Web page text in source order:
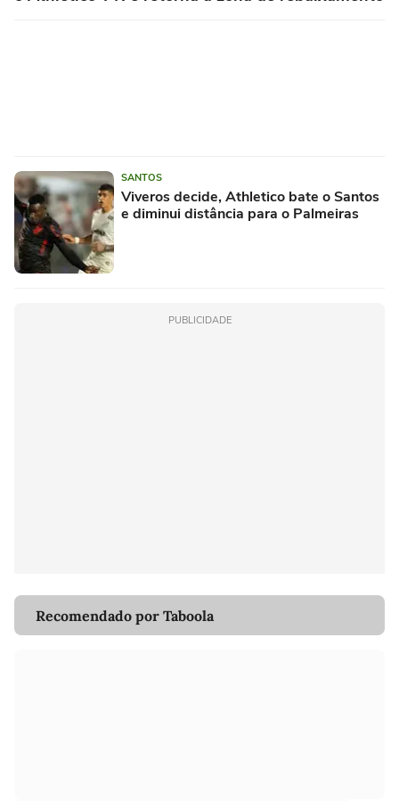
SANTOS
Viveros decide, Athletico bate o Santos
e diminui distância para o Palmeiras
PUBLICIDADE
Recomendado por Taboola